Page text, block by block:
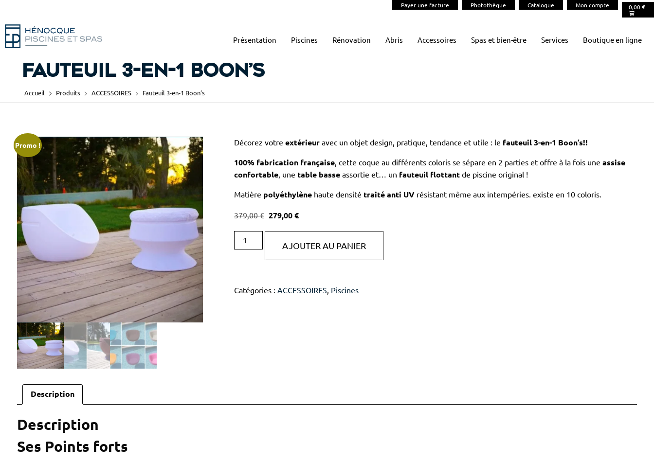
Payer une facture Photothèque Catalogue Mon compte 0,00 €
Présentation Piscines Rénovation Abris Accessoires Spas et bien-être Services Boutique en ligne
Fauteuil 3-en-1 Boon’s
Accueil Produits ACCESSOIRES Fauteuil 3-en-1 Boon’s
Promo ! Décorez votre extérieur avec un objet design, pratique, tendance et utile : le fauteuil 3-en-1 Boon’s!!
100% fabrication française, cette coque au différents coloris se sépare en 2 parties et offre à la fois une assise
confortable, une table basseassortie et… un fauteuil flottantde piscine original !
Matière polyéthylènehaute densité traité anti UV résistant même aux intempéries. existe en 10 coloris.
379,00€ 279,00 €
AJOUTER AU PANIER
Catégories : ACCESSOIRES, Piscines
Description
Description
Ses Points forts